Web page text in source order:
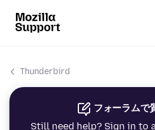
Thunderbird
フォーラムで
Still need help? Sign in to